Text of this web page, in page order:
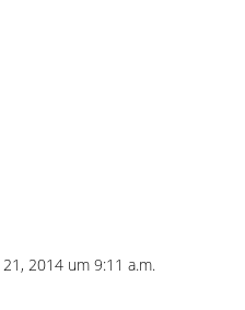
2014 um 9:11 a.m.